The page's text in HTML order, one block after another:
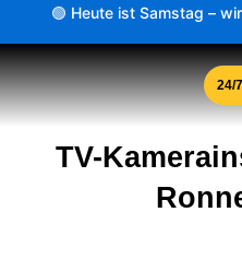
springen
🟢 Heute ist Samstag –
24/
TV-